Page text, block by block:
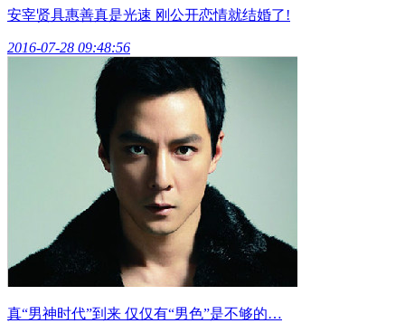
安宰贤具惠善真是光速 刚公开恋情就结婚了!
2016-07-28 09:48:56
真“男神时代”到来 仅仅有“男色”是不够的…